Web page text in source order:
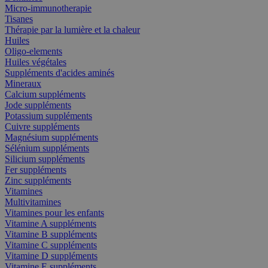
Micro-immunotherapie
Tisanes
Thérapie par la lumière et la chaleur
Huiles
Oligo-elements
Huiles végétales
Suppléments d'acides aminés
Mineraux
Calcium suppléments
Jode suppléments
Potassium suppléments
Cuivre suppléments
Magnésium suppléments
Sélénium suppléments
Silicium suppléments
Fer suppléments
Zinc suppléments
Vitamines
Multivitamines
Vitamines pour les enfants
Vitamine A suppléments
Vitamine B suppléments
Vitamine C suppléments
Vitamine D suppléments